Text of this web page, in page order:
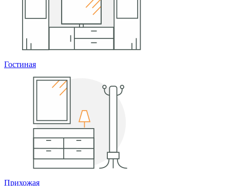
Гостиная
Прихожая